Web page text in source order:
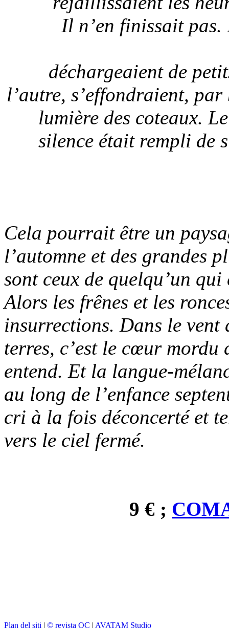
Il n’en finissait pas.
déchargeaient de
l’autre, s’effondraient,
lumière des coteaux.
silence était rempli de
Cela pourrait être un
l’automne et des grandes
sont ceux de quelqu’un
Alors les frênes et les
insurrections. Dans le vent
terres, c’est le cœur mordu
entend. Et la langue-
au long de l’enfance
cri à la fois déconcerté et
vers le ciel fermé.
9 € ;
Plan del siti | © revista OC | AVATAM Studio